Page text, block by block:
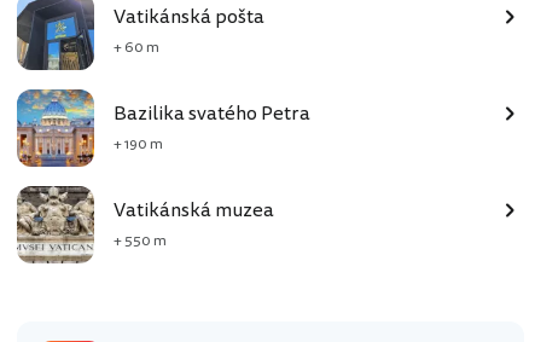
Vatikánská pošta
+ 60 m
Bazilika svatého Petra
+ 190 m
Vatikánská muzea
+ 550 m